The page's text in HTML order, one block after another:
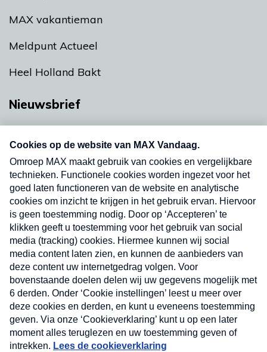
MAX vakantieman
Meldpunt Actueel
Heel Holland Bakt
Nieuwsbrief
nieuwsbrief. Elke vrijdag- en dinsdagochtend in
uw mailbox.
Verzend
Nieuwsbrief
Neem hier een gratis abonnement op onze
nieuwsbrief. Elke vrijdag- en dinsdagochtend in uw